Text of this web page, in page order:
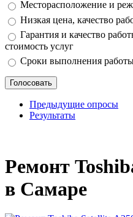
Варианты
Месторасположение и
Низкая цена, качество
Гарантия и качество
стоимость услуг
Сроки выполнения
Предыдущие опросы
Результаты
Ремонт
в Самаре